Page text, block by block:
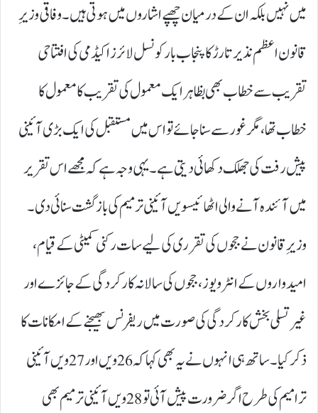
میں نہیں بلکہ ان کے درمیان چھپے اشاروں میں ہوتی ہیں۔ وفاقی وزیرِ
قانون اعظم نذیر تارڑ کا پنجاب بار کونسل لائرز اکیڈمی کی افتتاحی
تقریب سے خطاب بھی بظاہر ایک معمول کی تقریب کا معمول کا
خطاب تھا، مگر غور سے سنا جائے تو اس میں مستقبل کی ایک بڑی آئینی
پیش رفت کی جھلک دکھائی دیتی ہے۔ یہی وجہ ہے کہ مجھے اس تقریر
میں آئندہ آنے والی اٹھائیسویں آئینی ترمیم کی بازگشت سنائی دی۔
وزیرِ قانون نے ججوں کی تقرری کی لیے سات رکنی کمیٹی کے قیام،
امیدواروں کے انٹرویوز، ججوں کی سالانہ کارکردگی کے جائزے اور
غیر تسلی بخش کارکردگی کی صورت میں ریفرنس بھیجنے کے امکانات کا
ذکر کیا۔ ساتھ ہی انہوں نے یہ بھی کہا کہ 26ویں اور 27ویں آئینی
ترامیم کی طرح اگر ضرورت پیش آئی تو 28ویں آئینی ترمیم بھی